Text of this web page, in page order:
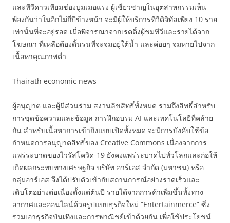
และทีวีดาวเทียมช่องบูมเมอแรง ผู้เชี่ยวชาญในอุตสาหกรรมเห็น
พ้องกันว่าในอีกไม่กี่ปีข้างหน้า จะมีผู้ให้บริการทีวีดิจิทัลเพียง 10 ราย
เท่านั้นที่จะอยู่รอด เมื่อพิจารณาจากเรตติ้งผู้ชมทีวีและรายได้จาก
โฆษณา ที่เหลือต้องดิ้นรนที่จะจมอยู่ใต้น้ำ และค่อยๆ จมหายไปจาก
เนื้อหาคุณภาพต่ำ
Thairath economic news
ผู้อนุญาต และผู้มีส่วนร่วม สงวนลิขสิทธิ์ทั้งหมด รวมถึงสิทธิ์สำหรับ
การขุดข้อความและข้อมูล การฝึกอบรม AI และเทคโนโลยีที่คล้าย
กัน สำหรับเนื้อหาการเข้าถึงแบบเปิดทั้งหมด จะมีการบังคับใช้ข้อ
กำหนดการอนุญาตสิทธิ์ของ Creative Commons เนื่องจากการ
แพร่ระบาดของไวรัสโควิด-19 ยังคงแพร่ระบาดไปทั่วโลกและก่อให้
เกิดผลกระทบทางเศรษฐกิจ บริษัท อาร์เอส จำกัด (มหาชน) หรือ
กลุ่มอาร์เอส จึงได้ปรับตัวเข้ากับสถานการณ์อย่างรวดเร็วและ
เติบโตอย่างต่อเนื่องตั้งแต่ต้นปี รายได้จากการค้าเพิ่มขึ้นทั้งทาง
อากาศและออนไลน์ด้วยรูปแบบธุรกิจใหม่ “Entertainmerce” ซึ่ง
รวมเอาธุรกิจบันเทิงและการพาณิชย์เข้าด้วยกัน เพื่อใช้ประโยชน์